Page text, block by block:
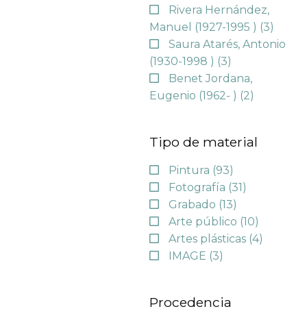
Rivera Hernández,
Manuel (1927-1995 ) (3)
Saura Atarés, Antonio
(1930-1998 ) (3)
Benet Jordana,
Eugenio (1962- ) (2)
Tipo de material
Pintura (93)
Fotografía (31)
Grabado (13)
Arte público (10)
Artes plásticas (4)
IMAGE (3)
Procedencia